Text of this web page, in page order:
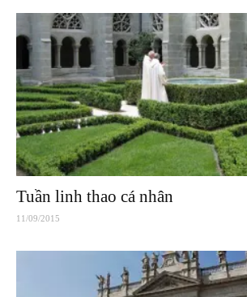
Tuần linh thao cá nhân
11/09/2015